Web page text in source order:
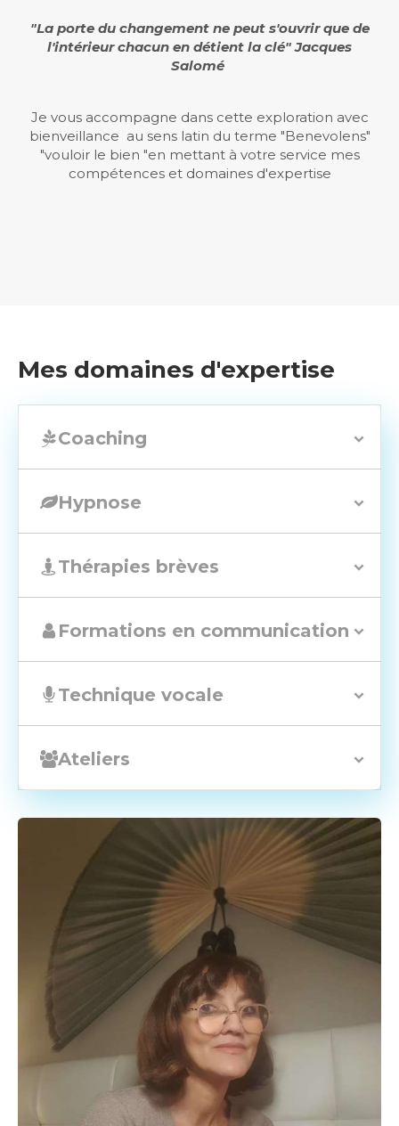
"La porte du changement ne peut s'ouvrir que de
l'intérieur chacun en détient la clé" Jacques
Salomé
Je vous accompagne dans cette exploration avec
bienveillance au sens latin du terme "Benevolens"
"vouloir le bien "en mettant à votre service mes
compétences et domaines d'expertise
Mes domaines d'expertise
Coaching
Hypnose
Thérapies brèves
Formations en communication
Technique vocale
Ateliers